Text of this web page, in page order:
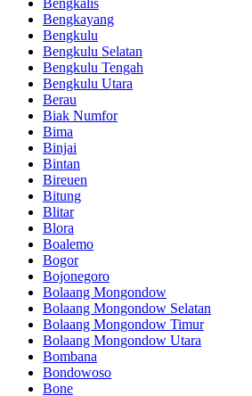
Bengkayang
Bengkulu
Bengkulu Selatan
Bengkulu Tengah
Bengkulu Utara
Berau
Biak Numfor
Bima
Binjai
Bintan
Bireuen
Bitung
Blitar
Blora
Boalemo
Bogor
Bojonegoro
Bolaang Mongondow
Bolaang Mongondow Selatan
Bolaang Mongondow Timur
Bolaang Mongondow Utara
Bombana
Bondowoso
Bone